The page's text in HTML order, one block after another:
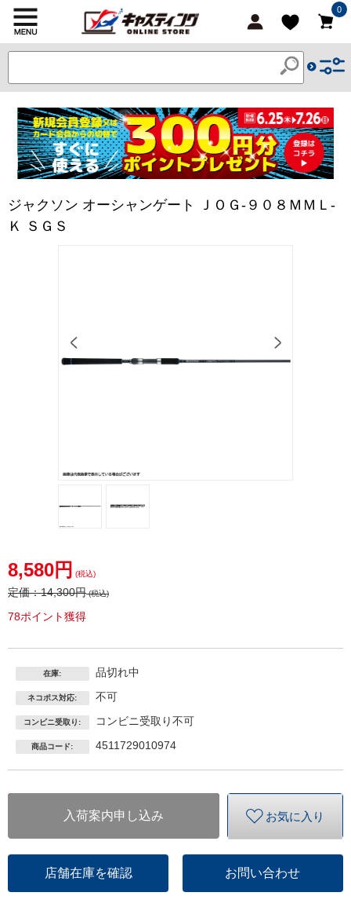
0
ジャクソン オーシャンゲート ＪＯＧ-９０８ＭＭＬ-
Ｋ ＳＧＳ
8,580円 (税込)
定価：14,300円(税込)
78ポイント獲得
在庫: 品切れ中
ネコポス対応: 不可
コンビニ受取り: コンビニ受取り不可
商品コード: 4511729010974
入荷案内申し込み お気に入り
店舗在庫を確認 お問い合わせ